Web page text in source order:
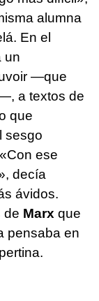
alumna
En el
un
—que
a textos de
que
sesgo
«Con ese
, decía
ávidos.
de Marx que
pensaba en